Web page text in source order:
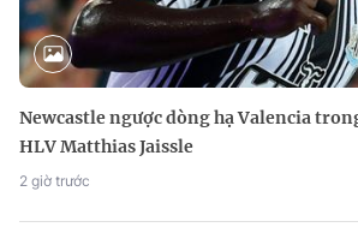
Newcastle ngược dòng hạ Valencia
HLV Matthias Jaissle
2 giờ trước